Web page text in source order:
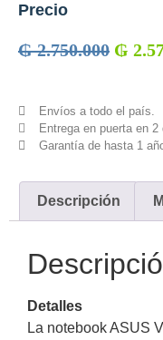
Precio
₲2.750.000 ₲
Envíos a todo el país.
Entrega en puerta en
Garantía de hasta 1
Descripción
Detalles
La notebook ASUS